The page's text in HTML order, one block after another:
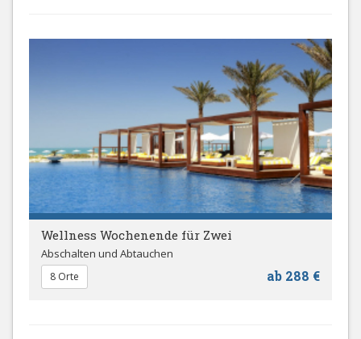
Wellness Wochenende für Zwei
Abschalten und Abtauchen
ab 288 €
8 Orte